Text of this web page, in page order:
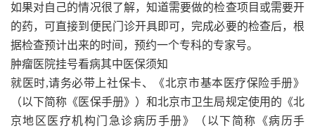
如果对自己的情况很了解，知道需要做的检查项目或需要开
的药，可直接到便民门诊开具即可，完成必要的检查后，根
据检查预计出来的时间，预约一个专科的专家号。
肿瘤医院挂号看病其中医保须知
就医时,请务必带上社保卡、《北京市基本医疗保险手册》
（以下简称《医保手册》）和北京市卫生局规定使用的《北
京地区医疗机构门急诊病历手册》（以下简称《病历手